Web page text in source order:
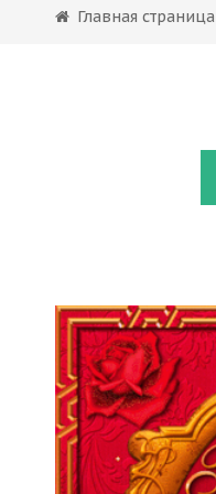
Главная страница